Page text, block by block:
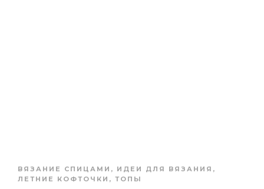
ВЯЗАНИЕ СПИЦАМИ , ИДЕИ ДЛЯ ВЯЗАНИЯ ,
ЛЕТНИЕ КОФТОЧКИ, ТОПЫ